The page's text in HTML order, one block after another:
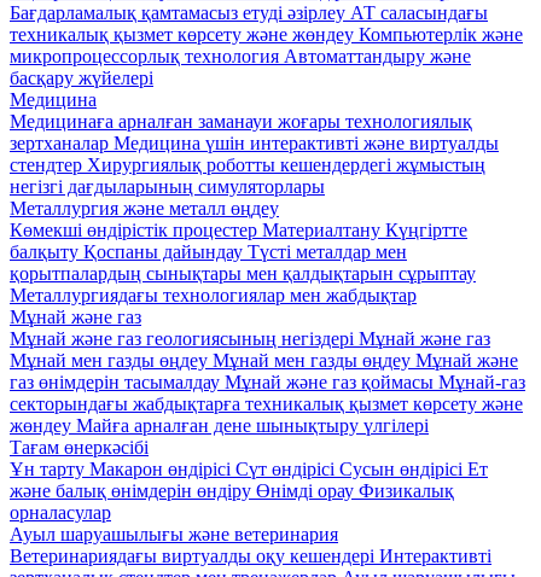
Бағдарламалық қамтамасыз етуді әзірлеу АТ саласындағы
техникалық қызмет көрсету және жөндеу Компьютерлік және
микропроцессорлық технология Автоматтандыру және
басқару жүйелері
Медицина
Медицинаға арналған заманауи жоғары технологиялық
зертханалар Медицина үшін интерактивті және виртуалды
стендтер Хирургиялық роботты кешендердегі жұмыстың
негізгі дағдыларының симуляторлары
Металлургия және металл өңдеу
Көмекші өндірістік процестер Материалтану Күңгіртте
балқыту Қоспаны дайындау Түсті металдар мен
қорытпалардың сынықтары мен қалдықтарын сұрыптау
Металлургиядағы технологиялар мен жабдықтар
Мұнай және газ
Мұнай және газ геологиясының негіздері Мұнай және газ
Мұнай мен газды өңдеу Мұнай мен газды өңдеу Мұнай және
газ өнімдерін тасымалдау Мұнай және газ қоймасы Мұнай-газ
секторындағы жабдықтарға техникалық қызмет көрсету және
жөндеу Майға арналған дене шынықтыру үлгілері
Тағам өнеркәсібі
Ұн тарту Макарон өндірісі Сүт өндірісі Сусын өндірісі Ет
және балық өнімдерін өндіру Өнімді орау Физикалық
орналасулар
Ауыл шаруашылығы және ветеринария
Ветеринариядағы виртуалды оқу кешендері Интерактивті